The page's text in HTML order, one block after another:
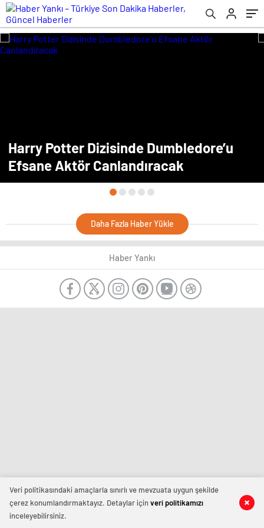
Harry Potter Dizisinde Dumbledore’u
Efsane Aktör Canlandıracak
Daha Fazla Haber Yükle
Haber Yankı
Veri politikasındaki amaçlarla sınırlı ve mevzuata uygun şekilde
çerez konumlandırmaktayız. Detaylar içinveri politikamızı
inceleyebilirsiniz.